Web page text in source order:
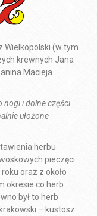
Wielkopolski (w tym
krewnych Jana
Macieja
nogi i dolne części
ułożone
herbu
pieczęci
oraz z około
okresie co herb
był to herb
– kustosz